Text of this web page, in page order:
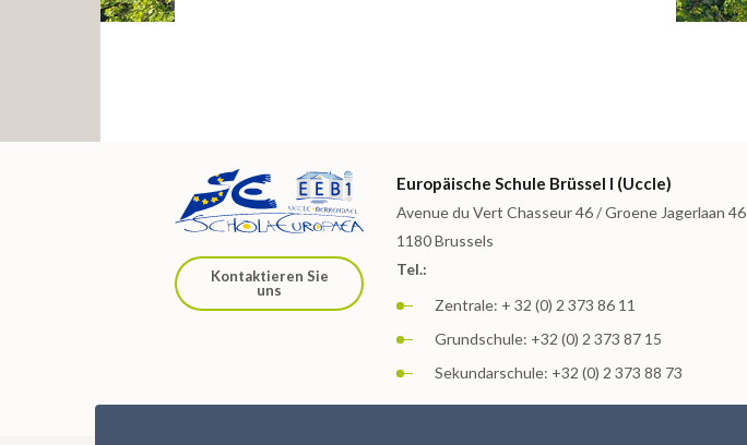
Kontaktieren Sie
uns
Europäische Schule Brüssel I (Uccle)
Avenue du Vert Chasseur 46 / Groene Jagerlaan 46
1180 Brussels
Tel.:
Zentrale: + 32 (0) 2 373 86 11
Grundschule: +32 (0) 2 373 87 15
Sekundarschule: +32 (0) 2 373 88 73